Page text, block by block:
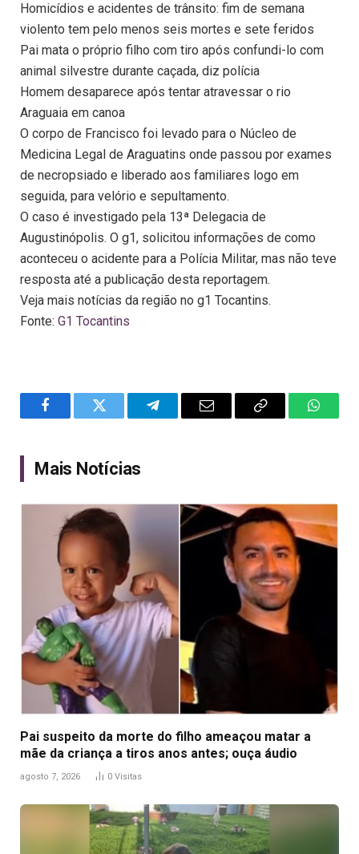
Homicídios e acidentes de trânsito: fim de semana
violento tem pelo menos seis mortes e sete feridos
Pai mata o próprio filho com tiro após confundi-lo com
animal silvestre durante caçada, diz polícia
Homem desaparece após tentar atravessar o rio
Araguaia em canoa
O corpo de Francisco foi levado para o Núcleo de
Medicina Legal de Araguatins onde passou por exames
de necropsiado e liberado aos familiares logo em
seguida, para velório e sepultamento.
O caso é investigado pela 13ª Delegacia de
Augustinópolis. O g1, solicitou informações de como
aconteceu o acidente para a Polícia Militar, mas não teve
resposta até a publicação desta reportagem.
Veja mais notícias da região no g1 Tocantins.
Fonte: G1 Tocantins
FacebookTwitter TelegramEmail
Copy
Mais Notícias
Pai suspeito da morte do filho ameaçou matar a
mãe da criança a tiros anos antes; ouça áudio
agosto 7, 2026 0 Visitas